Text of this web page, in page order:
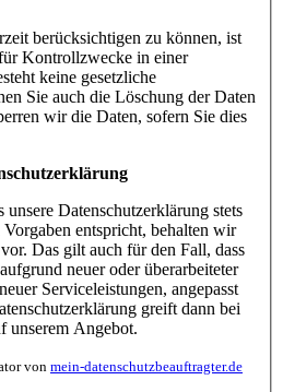
berücksichtigen zu können, ist
Kontrollzwecke in einer
keine gesetzliche
Sie auch die Löschung der Daten
wir die Daten, sofern Sie dies
Datenschutzerklärung stets
entspricht, behalten wir
Das gilt auch für den Fall, dass
neuer oder überarbeiteter
Serviceleistungen, angepasst
greift dann bei
unserem Angebot.
von mein-datenschutzbeauftragter.de